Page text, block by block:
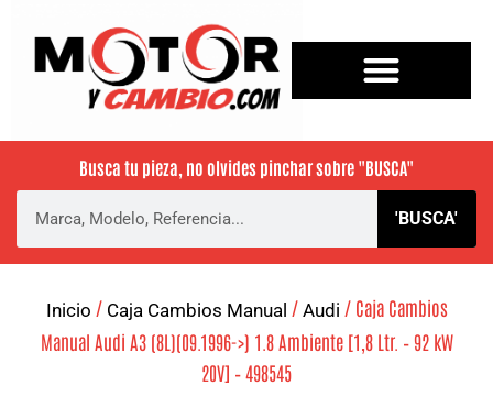
Busca tu pieza, no olvides pinchar sobre "BUSCA"
'BUSCA'
Inicio / Caja Cambios Manual / Audi / Caja Cambios
Manual Audi A3 (8L)(09.1996->) 1.8 Ambiente [1,8 Ltr. – 92 kW
20V] – 498545